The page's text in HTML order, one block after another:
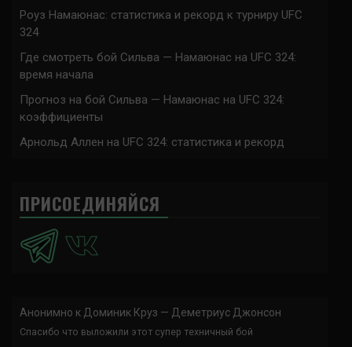
Роуз Намаюнас: статистика и рекорд к турниру UFC
324
Где смотреть бой Сильва — Намаюнас на UFC 324:
время начала
Прогноз на бой Сильва — Намаюнас на UFC 324:
коэффициенты
Арнольд Аллен на UFC 324: статистика и рекорд
ПРИСОЕДИНЯЙСЯ
Анонимно к Доминик Круз — Деметриус Джонсон
Спасибо что выложили этот супер техничный бой